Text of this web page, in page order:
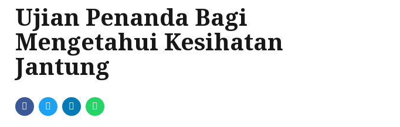
Ujian Penanda Bagi
Mengetahui Kesihatan
Jantung